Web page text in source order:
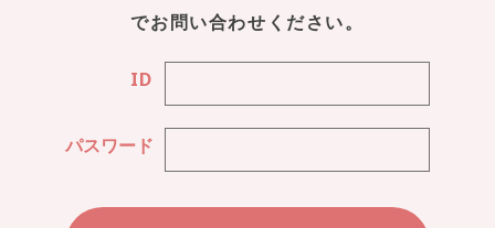
でお問い合わせください。
ID
パスワード